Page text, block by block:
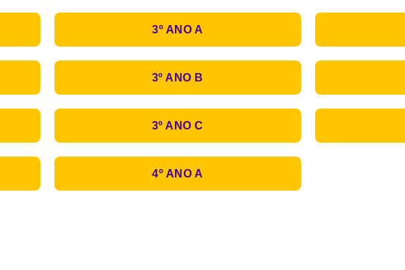
3º ANO A
3º ANO B
3º ANO C
4º ANO A